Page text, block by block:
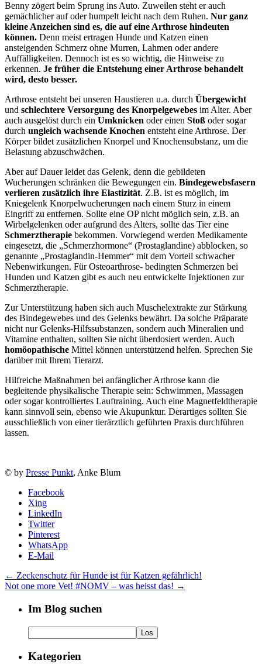
Benny zögert beim Sprung ins Auto. Zuweilen steht er auch
gemächlicher auf oder humpelt leicht nach dem Ruhen. Nur ganz
kleine Anzeichen sind es, die auf eine Arthrose hindeuten
können. Denn meist ertragen Hunde und Katzen einen
ansteigenden Schmerz ohne Murren, Lahmen oder andere
Auffälligkeiten. Dennoch ist es so wichtig, die Hinweise zu
erkennen. Je früher die Entstehung einer Arthrose behandelt
wird, desto besser.
Arthrose entsteht bei unseren Haustieren u.a. durch Übergewicht
und schlechtere Versorgung des Knorpelgewebes im Alter. Aber
auch ausgelöst durch ein Umknicken oder einen Stoß oder sogar
durch ungleich wachsende Knochen entsteht eine Arthrose. Der
Körper bildet zusätzlichen Knorpel und Knochensubstanz, um die
Belastung abzuschwächen.
Aber auf Dauer leidet das Gelenk, denn die gebildeten
Wucherungen schränken die Bewegungen ein. Bindegewebsfasern
verlieren zusätzlich ihre Elastizität. Z.B. ist es möglich, im
Kniegelenk Knorpelwucherungen nach einem Sturz in einem
Eingriff zu entfernen. Sollte eine OP nicht möglich sein, z.B. an
Wirbelgelenken oder aufgrund des Alters, sollte das Tier eine
Schmerztherapie bekommen. Vorwiegend werden Medikamente
eingesetzt, die „Schmerzhormone“ (Prostaglandine) abblocken, so
genannte „Prostaglandin-Hemmer“ mit dem Vorteil schwacher
Nebenwirkungen. Für Osteoarthrose- bedingten Schmerzen bei
Hunden und Katzen gibt es auch neu entwickelte Injektionen zur
Schmerztherapie.
Zur Unterstützung haben sich auch Muschelextrakte zur Stärkung
des Bindegewebes und des Gelenks bewährt. Da solche Präparate
nicht nur Gelenks-Hilfssubstanzen, sondern auch Mineralien und
Vitamine enthalten, sollten Sie nicht überdosiert werden. Auch
homöopathische Mittel können unterstützend helfen. Sprechen Sie
darüber mit Ihrem Tierarzt.
Hilfreiche Maßnahmen bei anfänglicher Arthrose kann die
begleitende physikalische Therapie sein: Schwimmen, Massagen
oder sogar kontrolliertes Lauftraining. Auch eine Magnetfeldtherapie
kann sinnvoll sein, ebenso wie Akupunktur. Derartiges sollten Sie
ausschließlich von einer tierärztlich geführten Praxis durchführen
lassen.
© by Presse Punkt, Anke Blum
Facebook
Xing
LinkedIn
Twitter
Pinterest
WhatsApp
E-Mail
← Zeckenschutz für Hunde ist für Katzen gefährlich!
Not one more Vet! #NOMV – was heisst das! →
Im Blog suchen
Kategorien